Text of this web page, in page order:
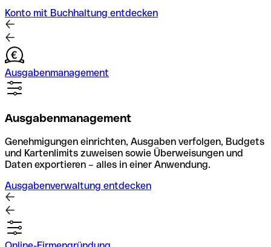
Konto mit Buchhaltung entdecken
Ausgabenmanagement
Ausgabenmanagement
Genehmigungen einrichten, Ausgaben verfolgen, Budgets
und Kartenlimits zuweisen sowie Überweisungen und
Daten exportieren – alles in einer Anwendung.
Ausgabenverwaltung entdecken